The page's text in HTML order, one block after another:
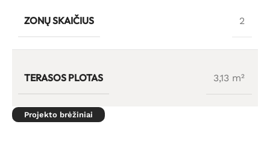
ZONŲ SKAIČIUS 2
TERASOS PLOTAS 3,13 m²
Projekto brėžiniai